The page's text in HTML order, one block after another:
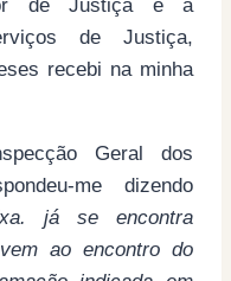
de Justiça e à
de Justiça,
recebi na minha
Geral dos
me dizendo
já se encontra
ao encontro do